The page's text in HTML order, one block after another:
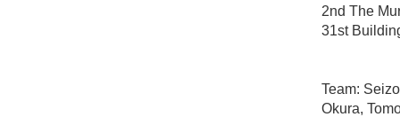
2nd The
31st
Team:
Okura,